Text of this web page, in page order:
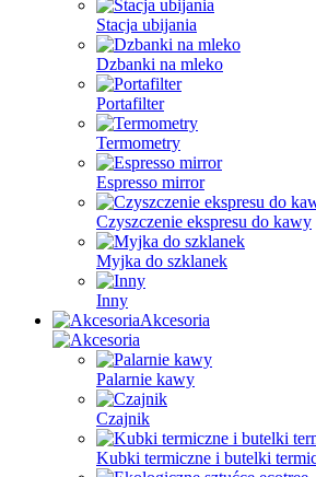
Stacja ubijania
Dzbanki na mleko
Portafilter
Termometry
Espresso mirror
Czyszczenie ekspresu do kawy
Myjka do szklanek
Inny
Akcesoria
Palarnie kawy
Czajnik
Kubki termiczne i butelki